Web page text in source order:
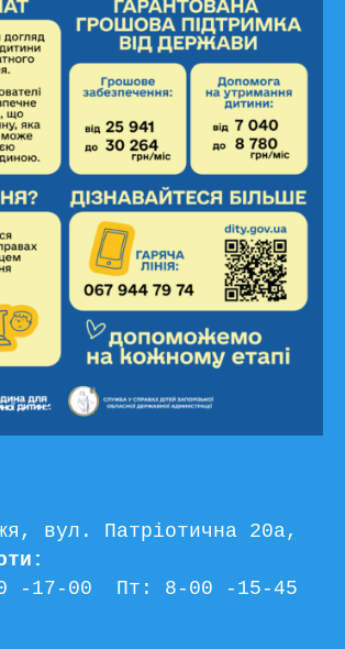
вул. Патріотична 20а,
-17-00  Пт: 8-00 -15-45